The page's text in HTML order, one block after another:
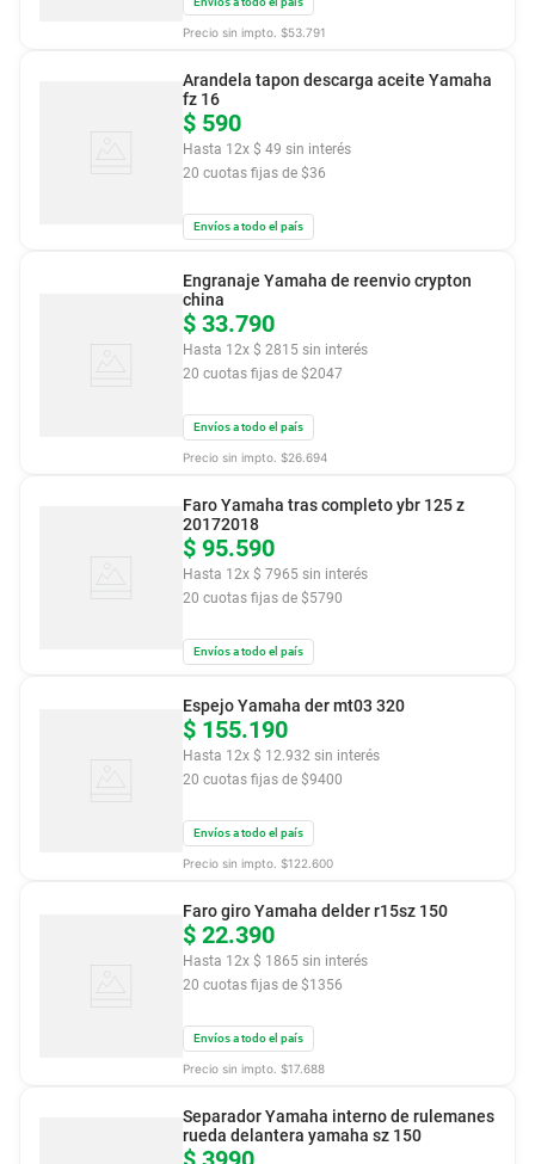
Precio sin impto. $53.791
$ 590
Hasta 12x $ 49 sin interés
20 cuotas fijas de $36
Arandela tapon descarga aceite Yamaha
fz 16
Envíos a todo el país
$ 33.790
Hasta 12x $ 2815 sin interés
20 cuotas fijas de $2047
Engranaje Yamaha de reenvio crypton
china
Envíos a todo el país
Precio sin impto. $26.694
$ 95.590
Hasta 12x $ 7965 sin interés
20 cuotas fijas de $5790
Faro Yamaha tras completo ybr 125 z
20172018
Envíos a todo el país
$ 155.190
Hasta 12x $ 12.932 sin interés
20 cuotas fijas de $9400
Espejo Yamaha der mt03 320
Envíos a todo el país
Precio sin impto. $122.600
$ 22.390
Hasta 12x $ 1865 sin interés
20 cuotas fijas de $1356
Faro giro Yamaha delder r15sz 150
Envíos a todo el país
Precio sin impto. $17.688
Separador Yamaha interno de rulemanes
rueda delantera yamaha sz 150